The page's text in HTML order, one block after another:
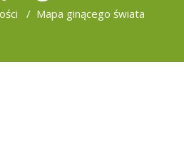
/ Mapa ginącego świata